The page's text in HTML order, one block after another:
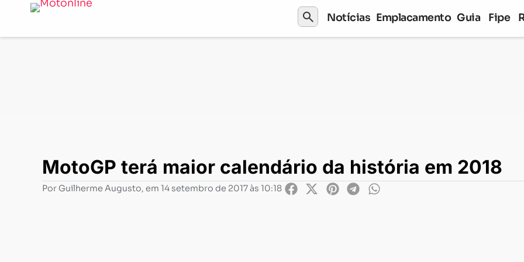
search Notícias Emplacamento Guia Fipe
MotoGP terá maior calendário da história em 2018
MotoGP terá maior calendário da história em 2018
Por Guilherme Augusto, em 14 setembro de 2017 às 10:18